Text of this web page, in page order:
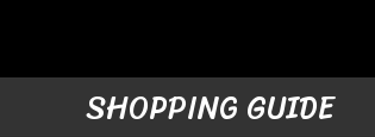
SHOPPING GUIDE